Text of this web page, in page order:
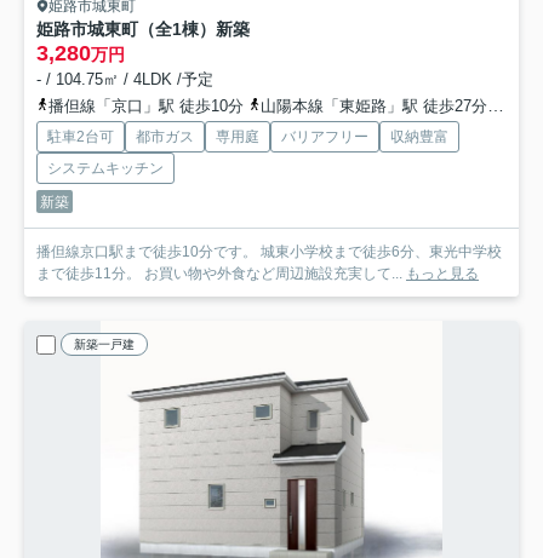
姫路市城東町
姫路市城東町（全1棟）新築
3,280万円
- / 104.75㎡ / 4LDK /予定
播但線「京口」駅 徒歩10分
山陽本線「東姫路」駅 徒歩27分
駐車2台可 都市ガス 専用庭 バリアフリー
収納豊富
システムキッチン
新築
播但線京口駅まで徒歩10分です。 城東小学校まで徒歩6分、東光中学校
まで徒歩11分。 お買い物や外食など周辺施設充実して... もっと見る
新築一戸建